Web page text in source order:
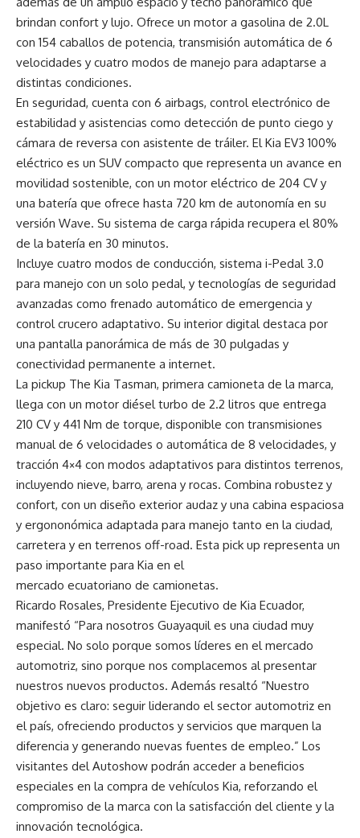
brindan confort y lujo. Ofrece un motor a gasolina de 2.0L
con 154 caballos de potencia, transmisión automática de 6
velocidades y cuatro modos de manejo para adaptarse a
distintas condiciones.
En seguridad, cuenta con 6 airbags, control electrónico de
estabilidad y asistencias como detección de punto ciego y
cámara de reversa con asistente de tráiler. El Kia EV3 100%
eléctrico es un SUV compacto que representa un avance en
movilidad sostenible, con un motor eléctrico de 204 CV y
una batería que ofrece hasta 720 km de autonomía en su
versión Wave. Su sistema de carga rápida recupera el 80%
de la batería en 30 minutos.
Incluye cuatro modos de conducción, sistema i-Pedal 3.0
para manejo con un solo pedal, y tecnologías de seguridad
avanzadas como frenado automático de emergencia y
control crucero adaptativo. Su interior digital destaca por
una pantalla panorámica de más de 30 pulgadas y
conectividad permanente a internet.
La pickup The Kia Tasman, primera camioneta de la marca,
llega con un motor diésel turbo de 2.2 litros que entrega
210 CV y 441 Nm de torque, disponible con transmisiones
manual de 6 velocidades o automática de 8 velocidades, y
tracción 4×4 con modos adaptativos para distintos terrenos,
incluyendo nieve, barro, arena y rocas. Combina robustez y
confort, con un diseño exterior audaz y una cabina espaciosa
y ergononómica adaptada para manejo tanto en la ciudad,
carretera y en terrenos off-road. Esta pick up representa un
paso importante para Kia en el
mercado ecuatoriano de camionetas.
Ricardo Rosales, Presidente Ejecutivo de Kia Ecuador,
manifestó “Para nosotros Guayaquil es una ciudad muy
especial. No solo porque somos líderes en el mercado
automotriz, sino porque nos complacemos al presentar
nuestros nuevos productos. Además resaltó “Nuestro
objetivo es claro: seguir liderando el sector automotriz en
el país, ofreciendo productos y servicios que marquen la
diferencia y generando nuevas fuentes de empleo.” Los
visitantes del Autoshow podrán acceder a beneficios
especiales en la compra de vehículos Kia, reforzando el
compromiso de la marca con la satisfacción del cliente y la
innovación tecnológica.